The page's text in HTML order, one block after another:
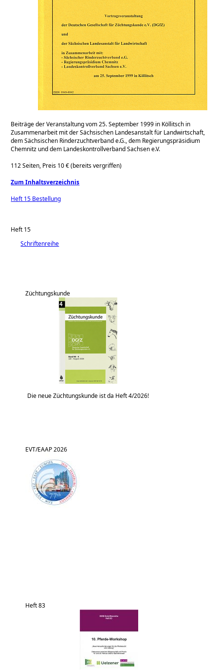
Beiträge der Veranstaltung vom 25. September 1999 in Köllitsch in
Zusammenarbeit mit der Sächsischen Landesanstalt für Landwirtschaft,
dem Sächsischen Rinderzuchtverband e.G., dem Regierungspräsidium
Chemnitz und dem Landeskontrollverband Sachsen e.V.
112 Seiten, Preis 10 € (bereits vergriffen)
Zum Inhaltsverzeichnis
Heft 15 Bestellung
Heft 15
Schriftenreihe
Züchtungskunde
Die neue Züchtungskunde ist da Heft 4/2026!
EVT/EAAP 2026
Heft 83